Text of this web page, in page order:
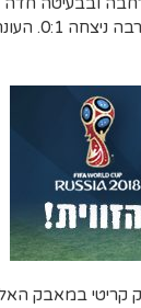
שביט אלימלך. בהמשך מכבי המשיכה
במאבק